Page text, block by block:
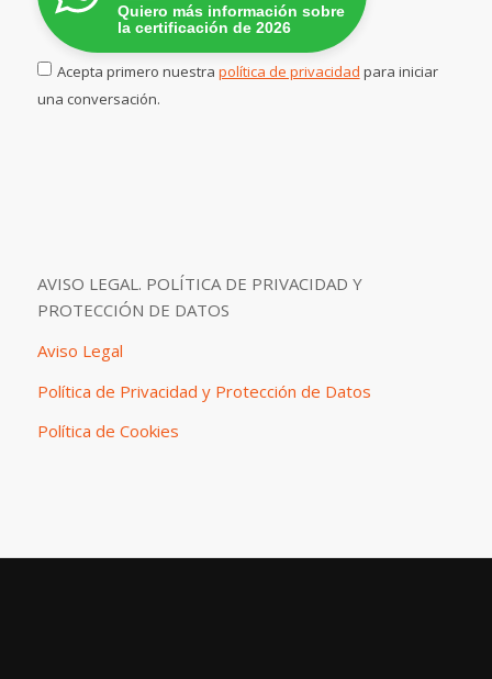
Quiero más información sobre
la certificación de 2026
Acepta primero nuestra política de privacidad para iniciar
una conversación.
AVISO LEGAL. POLÍTICA DE PRIVACIDAD Y
PROTECCIÓN DE DATOS
Aviso Legal
Política de Privacidad y Protección de Datos
Política de Cookies